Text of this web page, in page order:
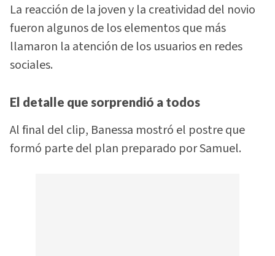
La reacción de la joven y la creatividad del novio
fueron algunos de los elementos que más
llamaron la atención de los usuarios en redes
sociales.
El detalle que sorprendió a todos
Al final del clip, Banessa mostró el postre que
formó parte del plan preparado por Samuel.